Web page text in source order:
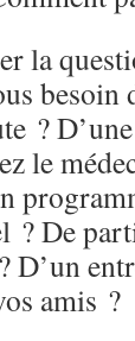
la
besoin
?
le
? De
D’un
amis ?